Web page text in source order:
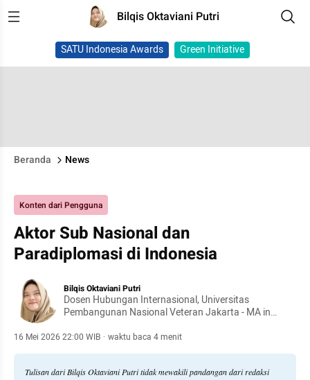
Bilqis Oktaviani Putri
SATU Indonesia Awards Green Initiative
Beranda News
Konten dari Pengguna
Aktor Sub Nasional dan
Paradiplomasi di Indonesia
Bilqis Oktaviani Putri
Dosen Hubungan Internasional, Universitas
Pembangunan Nasional Veteran Jakarta - MA in
University, Japan
16 Mei 2026 22:00 WIB · waktu baca 4 menit
Tulisan dari Bilqis Oktaviani Putri tidak mewakili pandangan dari redaksi